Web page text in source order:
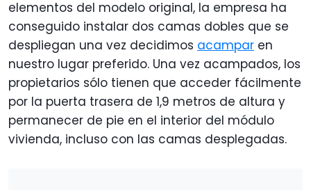
elementos del modelo original, la empresa ha
conseguido instalar dos camas dobles que se
despliegan una vez decidimos acampar en
nuestro lugar preferido. Una vez acampados, los
propietarios sólo tienen que acceder fácilmente
por la puerta trasera de 1,9 metros de altura y
permanecer de pie en el interior del módulo
vivienda, incluso con las camas desplegadas.